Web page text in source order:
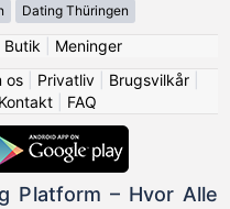
Dating Thüringen
Butik
Meninger
os| Privatliv| Brugsvilkår|
Kontakt| FAQ
Platform – Hvor Alle